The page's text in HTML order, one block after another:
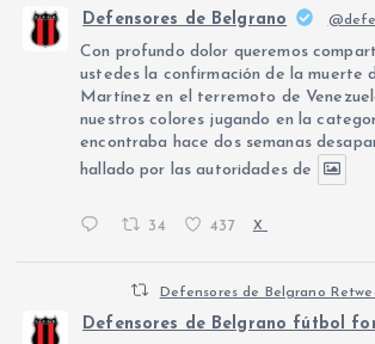
Defensores de Belgrano
Con profundo dolor queremos
ustedes la confirmación de la muerte
Martínez en el terremoto de
nuestros colores jugando en la
encontraba hace dos semanas
hallado por las autoridades de
34 437 X
Defensores de Belgrano
Defensores de Belgrano fútbol